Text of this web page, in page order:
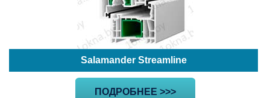
Salamander Streamline
ПОДРОБНЕЕ >>>